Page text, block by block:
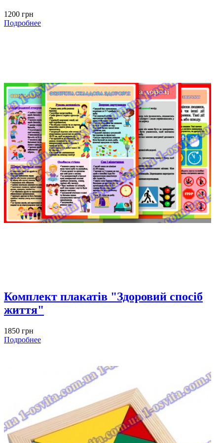
1200 грн
Подробнее
Комплект плакатів "Здоровий спосіб
життя"
1850 грн
Подробнее